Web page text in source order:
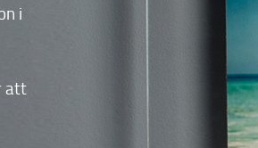
i
att